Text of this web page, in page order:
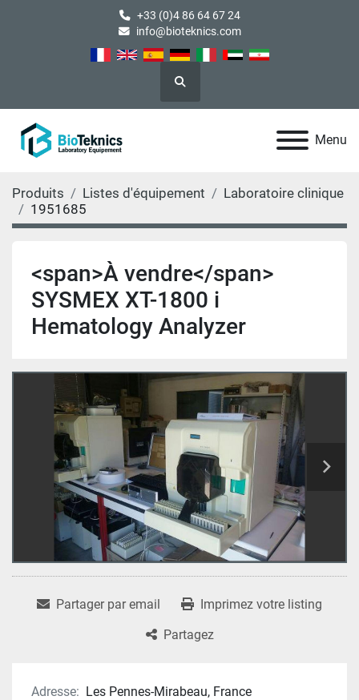
+33 (0)4 86 64 67 24
info@bioteknics.com
Rechercher
Menu
Produits Listes d'équipement
Laboratoire clinique
1951685
<span>À vendre</span>
SYSMEX XT-1800 i
Hematology Analyzer
Partager par email
Imprimez votre listing
Partagez
Adresse: Les Pennes-Mirabeau, France